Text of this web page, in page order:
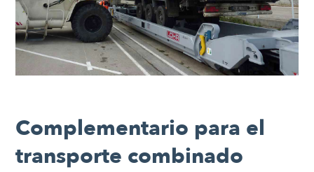
Complementario para el
transporte combinado